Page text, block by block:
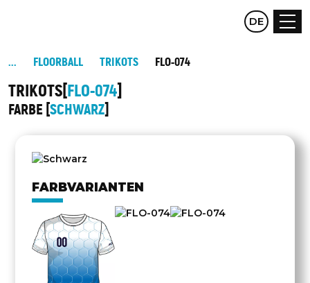
CZ EN
DE
FLOORBALL TRIKOTS FLO-074
TRIKOTS FLO-074
FARBE SCHWARZ
FARBVARIANTEN